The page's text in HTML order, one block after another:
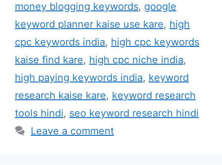
money blogging keywords, google
keyword planner kaise use kare, high
cpc keywords india, high cpc keywords
kaise find kare, high cpc niche india,
high paying keywords india, keyword
research kaise kare, keyword research
tools hindi, seo keyword research hindi
Leave a comment